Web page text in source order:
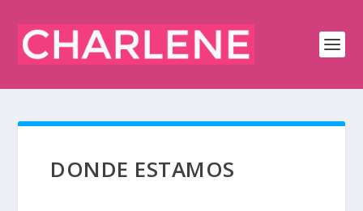
DONDE ESTAMOS